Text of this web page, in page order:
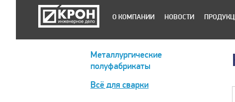
О КОМПАНИИ НОВОСТИ
Металлургические
полуфабрикаты
Всё для сварки